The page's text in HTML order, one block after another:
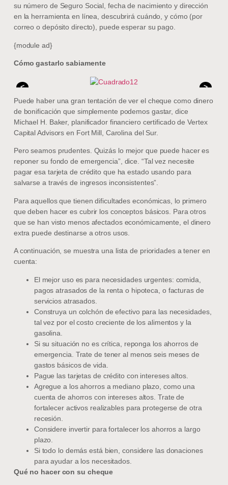
su número de Seguro Social, fecha de nacimiento y dirección
en la herramienta en línea, descubrirá cuándo, y cómo (por
correo o depósito directo), puede esperar su pago.
{module ad}
Cómo gastarlo sabiamente
<
>
Puede haber una gran tentación de ver el cheque como dinero
de bonificación que simplemente podemos gastar, dice
Michael H. Baker, planificador financiero certificado de Vertex
Capital Advisors en Fort Mill, Carolina del Sur.
Pero seamos prudentes. Quizás lo mejor que puede hacer es
reponer su fondo de emergencia”, dice. “Tal vez necesite
pagar esa tarjeta de crédito que ha estado usando para
salvarse a través de ingresos inconsistentes”.
Para aquellos que tienen dificultades económicas, lo primero
que deben hacer es cubrir los conceptos básicos. Para otros
que se han visto menos afectados económicamente, el dinero
extra puede destinarse a otros usos.
A continuación, se muestra una lista de prioridades a tener en
cuenta:
El mejor uso es para necesidades urgentes: comida,
pagos atrasados ​​de la renta o hipoteca, o facturas de
servicios atrasados.
Construya un colchón de efectivo para las necesidades,
tal vez por el costo creciente de los alimentos y la
gasolina.
Si su situación no es crítica, reponga los ahorros de
emergencia. Trate de tener al menos seis meses de
gastos básicos de vida.
Pague las tarjetas de crédito con intereses altos.
Agregue a los ahorros a mediano plazo, como una
cuenta de ahorros con intereses altos. Trate de
fortalecer activos realizables para protegerse de otra
recesión.
Considere invertir para fortalecer los ahorros a largo
plazo.
Si todo lo demás está bien, considere las donaciones
para ayudar a los necesitados.
Qué no hacer con su cheque